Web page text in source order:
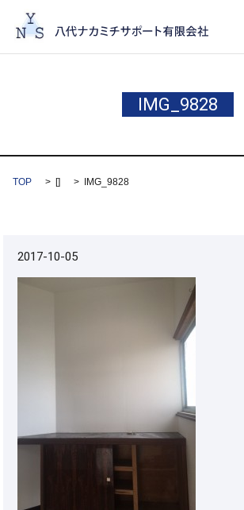
IMG_9828
TOP [] IMG_9828
2017-10-05